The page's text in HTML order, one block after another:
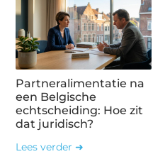
Partneralimentatie na
een Belgische
echtscheiding: Hoe zit
dat juridisch?
Lees verder ➜